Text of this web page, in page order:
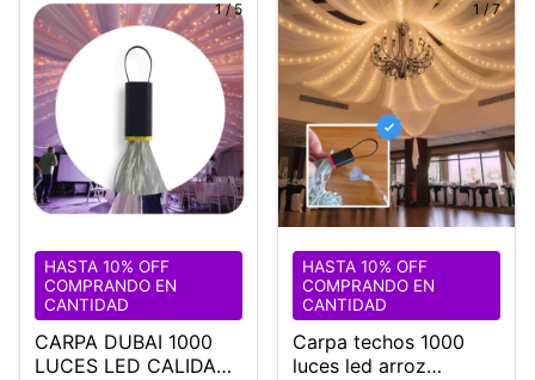
1/5
CARPA DUBAI 1000
LUCES LED CALIDAS
HASTA 10% OFF
COMPRANDO EN
CANTIDAD
1 /7
Carpa techos 1000
luces led arroz
HASTA 10% OFF
COMPRANDO EN
CANTIDAD